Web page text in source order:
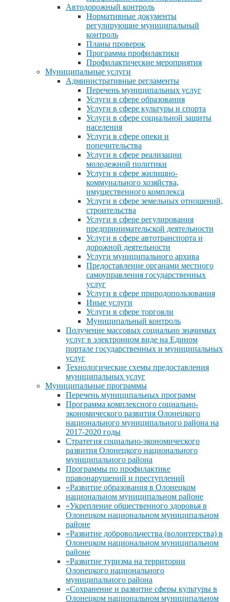
Автодорожный контроль
Нормативные документы
регулирующие муниципальный
контроль
Планы проверок
Программа профилактики
Профилактические мероприятия
Муниципальные услуги
Административные регламенты
Перечень муниципальных услуг
Услуги в сфере образования
Услуги в сфере культуры и спорта
Услуги в сфере социальной защиты
населения
Услуги в сфере опеки и
попечительства
Услуги в сфере реализации
молодежной политики
Услуги в сфере жилищно-
коммунального хозяйства,
имущественного комплекса
Услуги в сфере земельных отношений,
строительства
Услуги в сфере регулирования
предпринимательской деятельности
Услуги в сфере автотранспорта и
дорожной деятельности
Услуги муниципального архива
Предоставление органами местного
самоуправления государственных
услуг
Услуги в сфере природопользования
Иные услуги
Услуги в сфере торговли
Муниципальный контроль
Получение массовых социально значимых
услуг в электронном виде на Едином
портале государственных и муниципальных
услуг
Технологические схемы предоставления
муниципальных услуг
Муниципальные программы
Перечень муниципальных программ
Программа комплексного социально-
экономического развития Олонецкого
национального муниципального района на
2017-2020 годы
Стратегия социально-экономического
развития Олонецкого национального
муниципального района
Программы по профилактике
правонарушений и преступлений
«Развитие образования в Олонецком
национальном муниципальном районе
«Укрепление общественного здоровья в
Олонецком национальном муниципальном
районе
«Развитие добровольчества (волонтерства) в
Олонецком национальном муниципальном
районе
«Развитие туризма на территории
Олонецкого национального
муниципального района
«Сохранение и развитие сферы культуры в
Олонецком национальном муниципальном